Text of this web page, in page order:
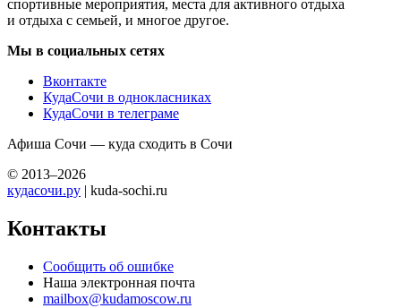
спортивные мероприятия, места для активного отдыха
и отдыха с семьей, и многое другое.
Мы в социальных сетях
Вконтакте
КудаСочи в однокласниках
КудаСочи в телеграме
Афиша Сочи — куда сходить в Сочи
© 2013–2026
кудасочи.ру | kuda-sochi.ru
Контакты
Сообщить об ошибке
Наша электронная почта
mailbox@kudamoscow.ru